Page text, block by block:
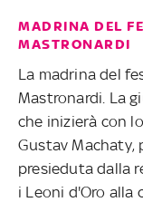
MADRINA DEL
MASTRONARDI
La madrina del
Mastronardi. La
che inizierà con
Gustav Machaty,
presieduta dalla
i Leoni d'Oro alla